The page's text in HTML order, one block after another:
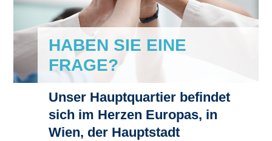
HABEN SIE EINE
FRAGE?
Unser Hauptquartier befindet
sich im Herzen Europas, in
Wien, der Hauptstadt